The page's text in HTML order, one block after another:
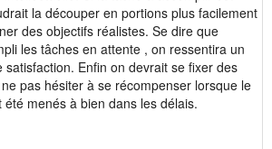
la découper en portions plus facilement
des objectifs réalistes. Se dire que
les tâches en attente , on ressentira un
Enfin on devrait se fixer des
pas hésiter à se récompenser lorsque le
menés à bien dans les délais.